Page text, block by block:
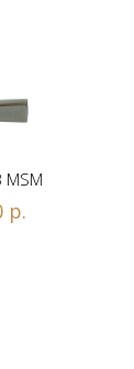
MSM
р.